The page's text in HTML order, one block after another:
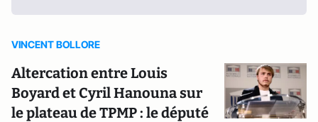
VINCENT BOLLORE
Altercation entre Louis
Boyard et Cyril Hanouna sur
le plateau de TPMP : le député